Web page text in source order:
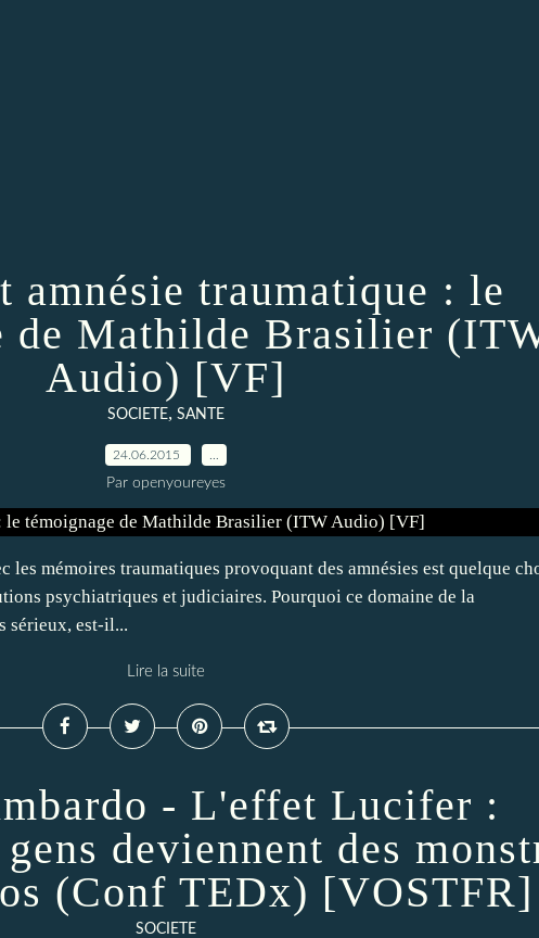
amnésie traumatique : le
de Mathilde Brasilier
Audio) [VF]
SOCIETE, SANTE
24.06.2015
Par openyoureyes
les mémoires traumatiques provoquant des amnésies est quelque
psychiatriques et judiciaires. Pourquoi ce domaine de la
sérieux, est-il...
Lire la suite
- L'effet Lucifer :
deviennent des
(Conf TEDx) [VOSTFR]
SOCIETE